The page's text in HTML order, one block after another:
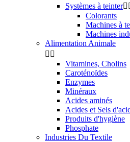
Systèmes à teinter
Colorants
Machines à
Machines
Alimentation Animale
 
Vitamines, Cholins
Caroténoïdes
Enzymes
Minéraux
Acides aminés
Acides et Sels
Produits d'hygiène
Phosphate
Industries Du Textile